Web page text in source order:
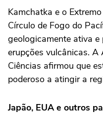
Kamchatka e o
Círculo de Fogo do
geologicamente ativa
erupções vulcânicas. A
Ciências afirmou que
poderoso a atingir a
Japão, EUA e outros